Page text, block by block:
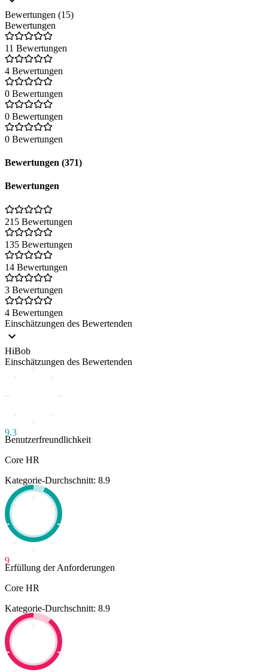
Bewertungen (15)
Bewertungen
11 Bewertungen
4 Bewertungen
0 Bewertungen
0 Bewertungen
0 Bewertungen
Bewertungen (371)
Bewertungen
215 Bewertungen
135 Bewertungen
14 Bewertungen
3 Bewertungen
4 Bewertungen
Einschätzungen des Bewertenden
HiBob
Einschätzungen des Bewertenden
9.3
Benutzerfreundlichkeit
Core HR
Kategorie-Durchschnitt: 8.9
9
Erfüllung der Anforderungen
Core HR
Kategorie-Durchschnitt: 8.9